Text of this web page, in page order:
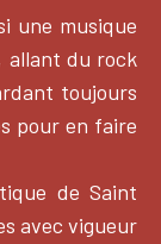
une musique
allant du rock
toujours
pour en faire
de Saint
avec vigueur